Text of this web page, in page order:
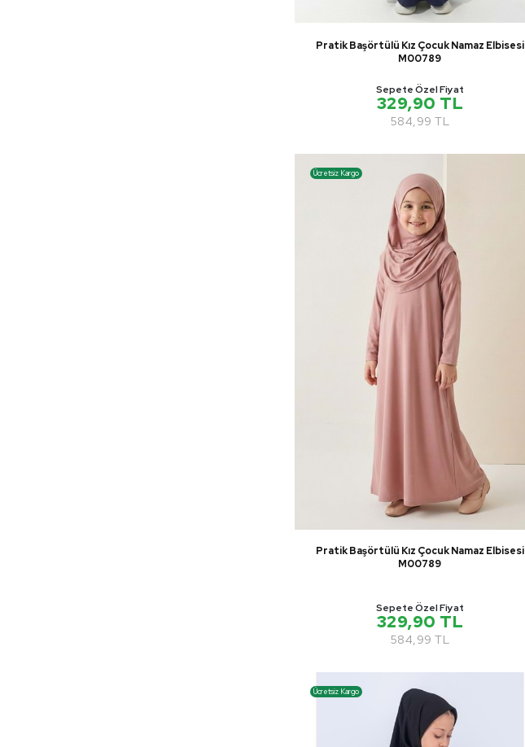
Pratik Başörtülü Kız Çocuk Namaz Elbisesi
M00789
Sepete Özel Fiyat
329,90 TL
584,99 TL
Ücretsiz Kargo
Pratik Başörtülü Kız Çocuk Namaz Elbisesi
M00789
Sepete Özel Fiyat
329,90 TL
584,99 TL
Ücretsiz Kargo